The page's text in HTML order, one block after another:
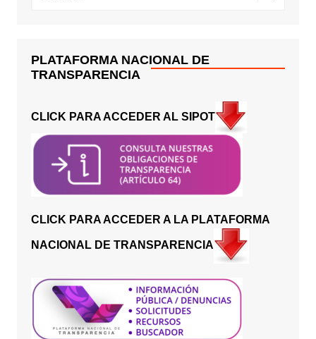
PLATAFORMA NACIONAL DE
TRANSPARENCIA
CLICK PARA ACCEDER AL SIPOT
CLICK PARA ACCEDER A LA PLATAFORMA
NACIONAL DE TRANSPARENCIA